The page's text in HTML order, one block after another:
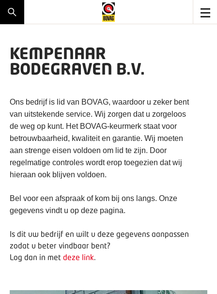
KEMPENAAR
BODEGRAVEN B.V.
Ons bedrijf is lid van BOVAG, waardoor u zeker bent
van uitstekende service. Wij zorgen dat u zorgeloos
de weg op kunt. Het BOVAG-keurmerk staat voor
betrouwbaarheid, kwaliteit en garantie. Wij moeten
aan strenge eisen voldoen om lid te zijn. Door
regelmatige controles wordt erop toegezien dat wij
hieraan ook blijven voldoen.
Bel voor een afspraak of kom bij ons langs. Onze
gegevens vindt u op deze pagina.
Is dit uw bedrijf en wilt u deze gegevens aanpassen
zodat u beter vindbaar bent?
Log dan in met deze link.